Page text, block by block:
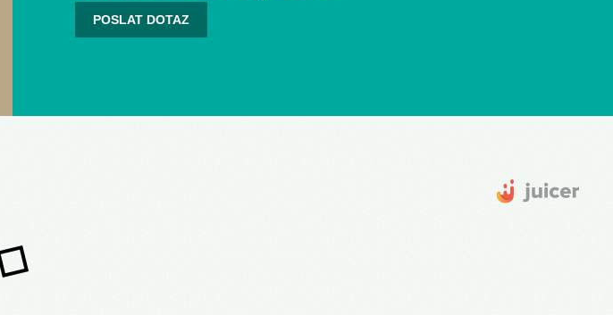
POSLAT DOTAZ